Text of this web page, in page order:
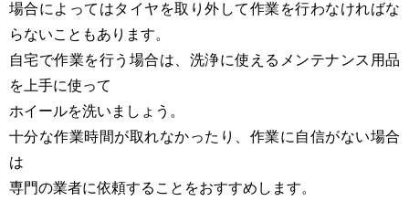
場合によってはタイヤを取り外して作業を行わなければな
らないこともあります。
自宅で作業を行う場合は、洗浄に使える メンテナンス用品
を上手に使って
ホイールを洗いましょう。
十分な作業時間が取れなかったり、作業に自信がない場合
は
専門の業者に依頼することをおすすめします。